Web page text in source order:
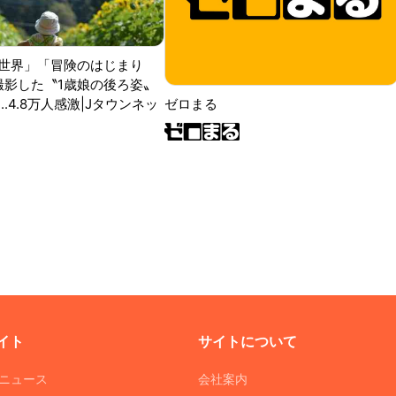
界」「冒険のはじまり
した〝1歳娘の後ろ姿〟
万人感激|Jタウンネッ ゼロまる
ト
ュース
サイトについて
会社案内